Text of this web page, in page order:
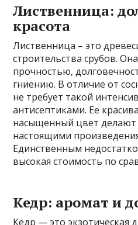
Лиственница:
красота
Лиственница – это
строительства срубов.
прочностью,
гниению. В отличие от
не требует такой
антисептиками. Ее
насыщенный цвет делают
настоящими
Единственным
высокая стоимость по
Кедр: аромат и
Кедр — это экзотическая